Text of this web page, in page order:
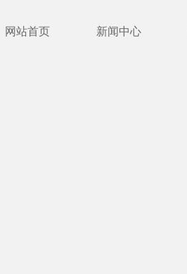
网站首页 新闻中心